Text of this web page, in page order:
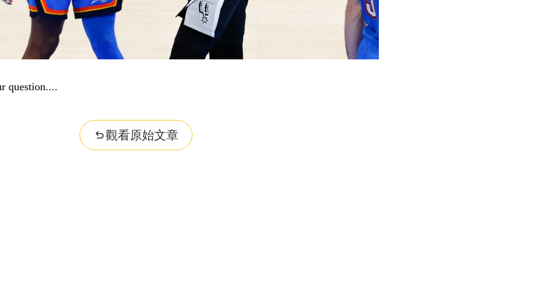
question...
觀看原始文章